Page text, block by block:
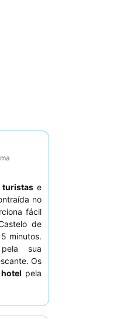
turistas e
no
fácil
de
minutos.
sua
Os
pela
como